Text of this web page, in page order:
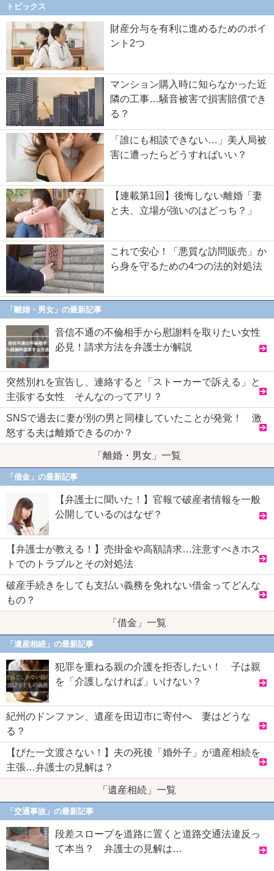
トピックス
財産分与を有利に進めるためのポイ
ント2つ
マンション購入時に知らなかった近
隣の工事…騒音被害で損害賠償でき
る？
「誰にも相談できない…」美人局被
害に遭ったらどうすればいい？
【連載第1回】後悔しない離婚「妻
と夫、立場が強いのはどっち？」
これで安心！「悪質な訪問販売」か
ら身を守るための4つの法的対処法
「離婚・男女」の最新記事
音信不通の不倫相手から慰謝料を取りたい女性
必見！請求方法を弁護士が解説
突然別れを宣告し、連絡すると「ストーカーで訴える」と
主張する女性 そんなのってアリ？
SNSで過去に妻が別の男と同棲していたことが発覚！ 激
怒する夫は離婚できるのか？
「離婚・男女」一覧
「借金」の最新記事
【弁護士に聞いた！】官報で破産者情報を一般
公開しているのはなぜ？
【弁護士が教える！】売掛金や高額請求…注意すべきホス
トでのトラブルとその対処法
破産手続きをしても支払い義務を免れない借金ってどんな
もの？
「借金」一覧
「遺産相続」の最新記事
犯罪を重ねる親の介護を拒否したい！ 子は親
を「介護しなければ」いけない？
紀州のドンファン、遺産を田辺市に寄付へ 妻はどうな
る？
【びた一文渡さない！】夫の死後「婚外子」が遺産相続を
主張…弁護士の見解は？
「遺産相続」一覧
「交通事故」の最新記事
段差スロープを道路に置くと道路交通法違反っ
て本当？ 弁護士の見解は…